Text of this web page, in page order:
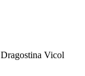
Dragostina Vicol